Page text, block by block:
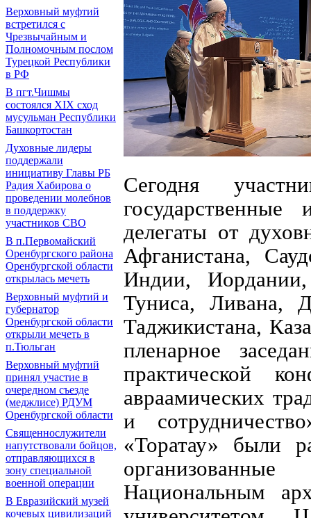
Верховный муфтий
встретился с
Чрезвычайным и
Полномочным послом
Турецкой Республики
в РФ
В пгт.Чишмы
состоялся XIX сход
мусульман Республики
Башкортостан
Духовные лидеры
поддержали
инициативу Главы РБ
Радия Хабирова о
проведении молебнов
в поддержку
участников СВО
В п.Первомайский
Оренбургского района
Оренбургской области
открылась мечеть
Верховный муфтий и
губернатор
Оренбургской области
открыли мечеть в
п.Тюльган
Верховный муфтий
принял участие в
очередном съезде
(меджлисе) РДУМ
Оренбургской области
Священнослужители
напутствовали бойцов,
отправляющихся в
зону специальной
военной операции
В Евразийский музей
кочевых цивилизаций
Сегодня
делегаты от
Афганистана,
Индии,
Туниса, Ливана,
Таджикистана,
пленарное
практической
авраамических
и
«Торатау» были
Национальным